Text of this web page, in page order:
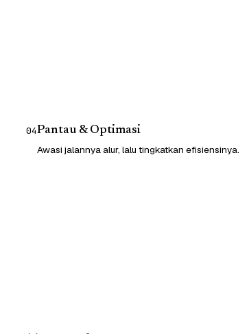
04Pantau & Optimasi
Awasi jalannya alur, lalu tingkatkan efisiensinya.